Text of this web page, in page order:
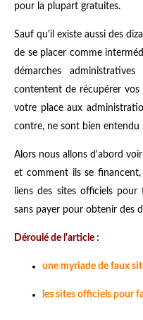
pour la plupart gratuites.
Sauf qu'il existe aussi des
de se placer comme
démarches
contentent de récupérer
votre place aux
contre, ne sont bien entendu
Alors nous allons d'abord
et comment ils se
liens des sites officiels
sans payer pour obtenir des
Déroulé de l'article :
une myriade de faux
les sites officiels pour